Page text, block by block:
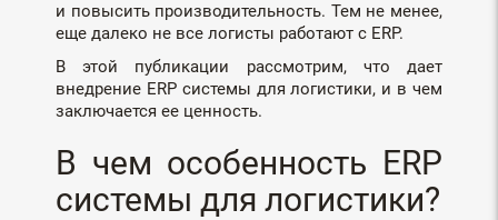
и повысить производительность. Тем не менее,
еще далеко не все логисты работают с ERP.
В этой публикации рассмотрим, что дает
внедрение ERP системы для логистики, и в чем
заключается ее ценность.
В чем особенность ERP
системы для логистики?